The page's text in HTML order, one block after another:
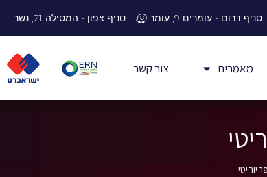
סניף דרום - עומרים 9, עומר סניף צפון - המסילה 21, נשר
מאמרים צור קשר